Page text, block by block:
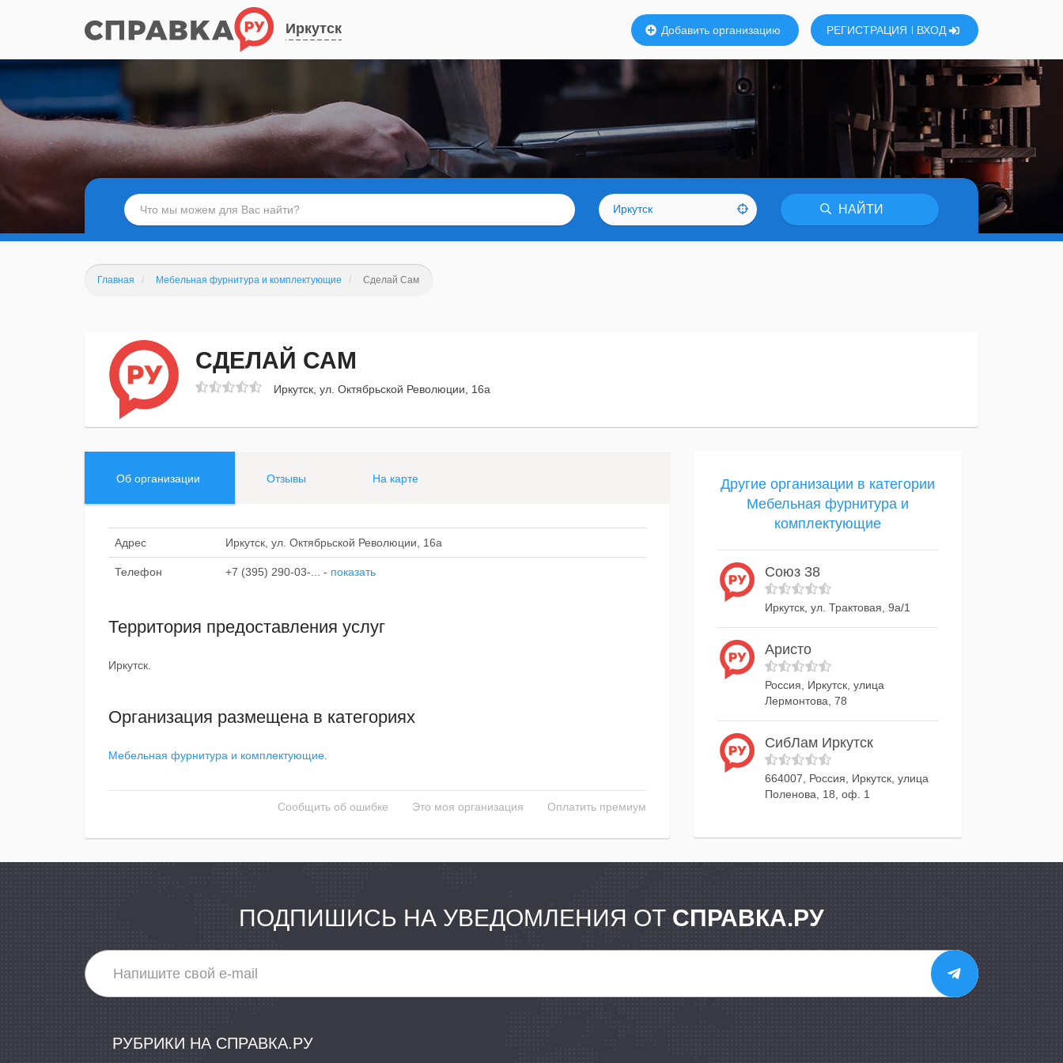
Иркутск Добавить организацию РЕГИСТРАЦИЯ ВХОД
Иркутск НАЙТИ
Главная Мебельная фурнитура и комплектующие Сделай Сам
СДЕЛАЙ САМ
Иркутск, ул. Октябрьской Революции, 16а
Об организации Отзывы На карте
Адрес Иркутск, ул. Октябрьской Революции, 16а
Телефон +7 (395) 290-03-... - показать
Территория предоставления услуг
Иркутск.
Организация размещена в категориях
Мебельная фурнитура и комплектующие
Сообщить об ошибке Это моя организация Оплатить премиум
Другие организации в категории
Мебельная фурнитура и
комплектующие
Союз 38
Иркутск, ул. Трактовая, 9а/1
Аристо
Россия, Иркутск, улица
Лермонтова, 78
СибЛам Иркутск
664007, Россия, Иркутск, улица
Поленова, 18, оф. 1
ПОДПИШИСЬ НА УВЕДОМЛЕНИЯ ОТ СПРАВКА.РУ
РУБРИКИ НА СПРАВКА.РУ